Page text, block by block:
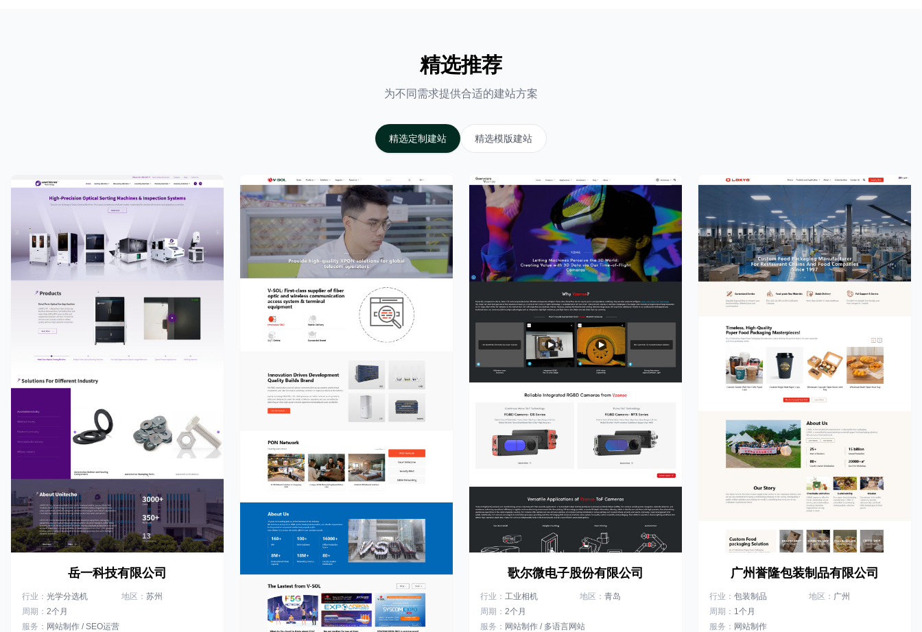
精选推荐
为不同需求提供合适的建站方案
精选定制建站 精选模版建站
岳一科技有限公司
行业： 光学分选机 地区： 苏州
周期： 2个月
服务： 网站制作 / SEO运营
歌尔微电子股份有限公司
行业： 工业相机 地区： 青岛
周期： 2个月
服务： 网站制作 / 多语言网站
广州誉隆包装制品有限公司
行业： 包装制品 地区： 广州
周期： 1个月
服务： 网站制作